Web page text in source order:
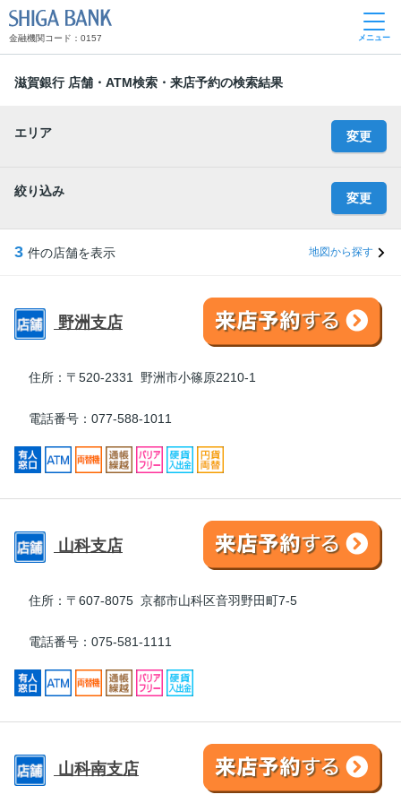
金融機関コード：0157 メニュー
滋賀銀行 店舗・ATM検索・来店予約の検索結果
エリア 変更
絞り込み 変更
3 件の店舗を表示 地図から探す
野洲支店
住所： 〒520-2331 野洲市小篠原2210-1
電話番号：077-588-1011
山科支店
住所： 〒607-8075 京都市山科区音羽野田町7-5
電話番号：075-581-1111
山科南支店